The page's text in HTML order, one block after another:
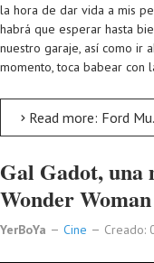
la hora de dar vida a mis
habrá que esperar hasta
nuestro garaje, así como ir
momento, toca babear con
Read more: Ford Mustang 2015. Pure Pulp Style
Gal Gadot,
Wonder Woman
YerBoYa Cine Creado: